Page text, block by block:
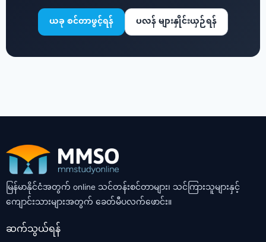
ယခု စင်တာဖွင့်ရန် ပလန် များနှိုင်းယှဉ်ရန်
မြန်မာနိုင်ငံအတွက် online သင်တန်းစင်တာများ၊ သင်ကြားသူများနှင့်
ကျောင်းသားများအတွက် ခေတ်မီပလက်ဖောင်း။
ဆက်သွယ်ရန်